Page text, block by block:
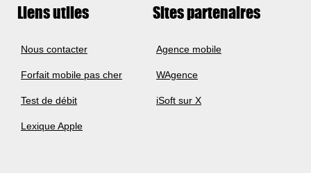
Liens utiles
Nous contacter
Forfait mobile pas cher
Test de débit
Lexique Apple
Sites partenaires
Agence mobile
WAgence
iSoft sur X